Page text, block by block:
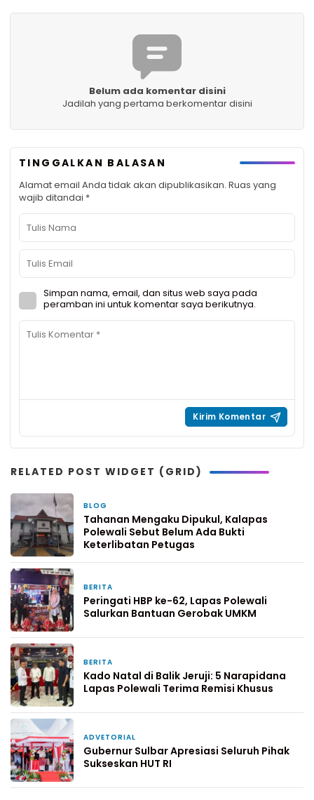
Belum ada komentar disini
Jadilah yang pertama berkomentar disini
TINGGALKAN BALASAN
Alamat email Anda tidak akan dipublikasikan. Ruas yang
wajib ditandai *
Simpan nama, email, dan situs web saya pada
peramban ini untuk komentar saya berikutnya.
RELATED POST WIDGET (GRID)
BLOG
Tahanan Mengaku Dipukul, Kalapas
Polewali Sebut Belum Ada Bukti
Keterlibatan Petugas
BERITA
Peringati HBP ke-62, Lapas Polewali
Salurkan Bantuan Gerobak UMKM
BERITA
Kado Natal di Balik Jeruji: 5 Narapidana
Lapas Polewali Terima Remisi Khusus
ADVETORIAL
Gubernur Sulbar Apresiasi Seluruh Pihak
Sukseskan HUT RI